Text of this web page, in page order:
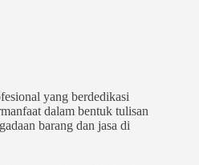
yang berdedikasi
dalam bentuk tulisan
barang dan jasa di